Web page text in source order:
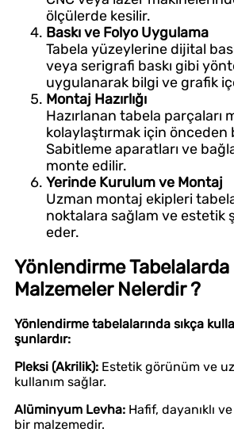
ölçülerde kesilir.
Baskı ve Folyo Uygulama
Tabela yüzeylerine dijital
veya serigrafi baskı gibi
uygulanarak bilgi ve grafik
Montaj Hazırlığı
Hazırlanan tabela parçaları
kolaylaştırmak için önceden
Sabitleme aparatları ve
monte edilir.
Yerinde Kurulum ve Montaj
Uzman montaj ekipleri
noktalara sağlam ve estetik
eder.
Yönlendirme Tabelalarda
Malzemeler Nelerdir ?
Yönlendirme tabelalarında sıkça
şunlardır:
Pleksi (Akrilik): Estetik görünüm ve
kullanım sağlar.
Alüminyum Levha: Hafif, dayanıklı
bir malzemedir.